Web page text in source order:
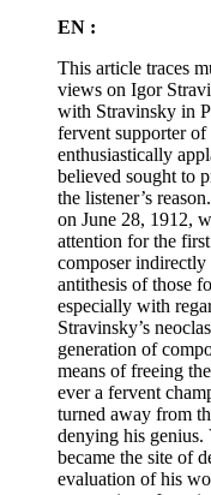
EN :
This article traces
views on Igor
with Stravinsky in
fervent supporter
enthusiastically
believed sought to
the listener’s
on June 28, 1912,
attention for the
composer indirectly
antithesis of those
especially with
Stravinsky’s
generation of
means of freeing
ever a fervent
turned away from
denying his
became the site of
evaluation of his